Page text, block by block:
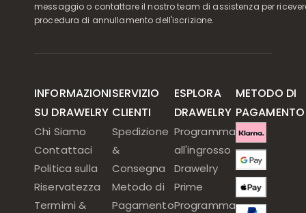
messaggio o contattare il nostro team di assistenza per
procedura di annullamento dell'iscrizione.
INFORMAZIONI
SU DRAWELRY
Chi Siamo
Contattaci
Politica sulla
Riservatezza
Termimi &
SERVIZIO
CLIENTI
Spedizione
&
Consegna
Metodo di
Pagamento
ESPLORA
DRAWELRY
Programma
all'ingrosso
Drawelry
Prime
Programma
METODO DI
PAGAMENTO